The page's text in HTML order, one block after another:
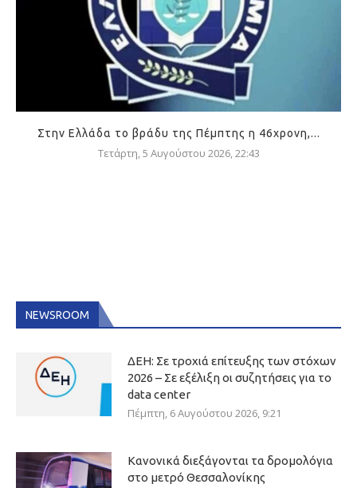
Στην Ελλάδα το βράδυ της Πέμπτης η 46χρονη,...
Τετάρτη, 5 Αυγούστου 2026, 22:43
NEWSROOM
ΔΕΗ: Σε τροχιά επίτευξης των στόχων
2026 – Σε εξέλιξη οι συζητήσεις για το
data center
Πέμπτη, 6 Αυγούστου 2026, 9:21
Κανονικά διεξάγονται τα δρομολόγια
στο μετρό Θεσσαλονίκης